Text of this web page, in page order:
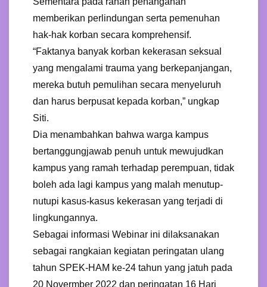
memberikan perlindungan serta pemenuhan
hak-hak korban secara komprehensif.
“Faktanya banyak korban kekerasan seksual
yang mengalami trauma yang berkepanjangan,
mereka butuh pemulihan secara menyeluruh
dan harus berpusat kepada korban,” ungkap
Siti.
Dia menambahkan bahwa warga kampus
bertanggungjawab penuh untuk mewujudkan
kampus yang ramah terhadap perempuan, tidak
boleh ada lagi kampus yang malah menutup-
nutupi kasus-kasus kekerasan yang terjadi di
lingkungannya.
Sebagai informasi Webinar ini dilaksanakan
sebagai rangkaian kegiatan peringatan ulang
tahun SPEK-HAM ke-24 tahun yang jatuh pada
20 Novermber 2022 dan peringatan 16 Hari